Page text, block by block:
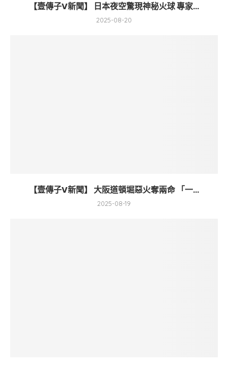
【壹傳子V新聞】 日本夜空驚現神秘火球 專家...
2025-08-20
【壹傳子V新聞】 大阪道頓堀惡火奪兩命 「一...
2025-08-19